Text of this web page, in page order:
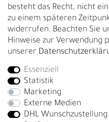
GESCHÄFTSKUNDEN &
B2B Geschäftskunden
Bei Fragen wenden Sie sich
+4917663727338
Montag - Freitag, 09:00 - 14:00
info@fronhofer.com
besteht das Recht, nicht
zu einem späteren
widerrufen. Beachten Sie
Hinweise zur Verwendung
unserer
Essenziell
Statistik
Marketing
Externe Medien
DHL Wunschzustellung